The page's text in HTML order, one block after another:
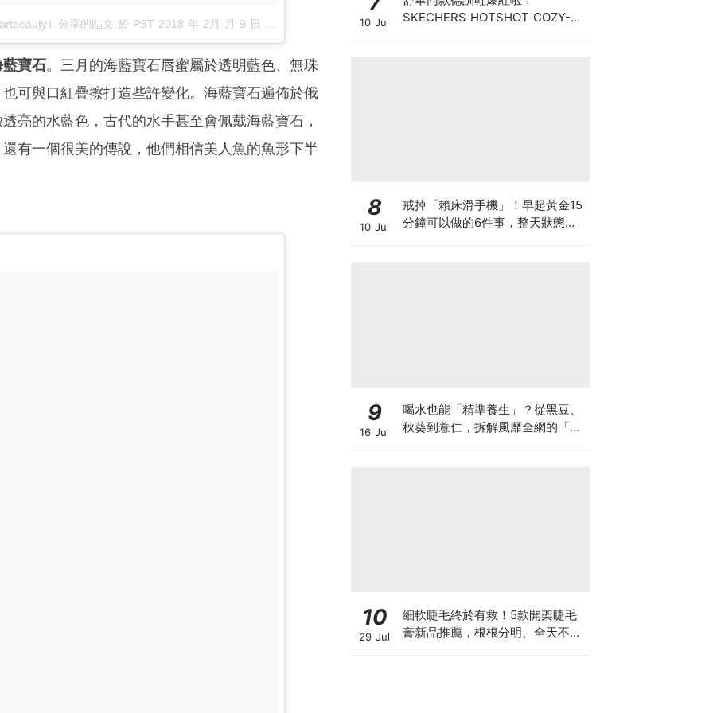
）分享的貼文 於 PST 2018 年 2月 月 9 日 4:00 上午
寶石。三月的海藍寶石唇蜜屬於透明藍色、無珠
可與口紅疊擦打造些許變化。海藍寶石遍佈於俄
亮的水藍色，古代的水手甚至會佩戴海藍寶石，
有一個很美的傳說，他們相信美人魚的魚形下半
10 Jul
SKECHERS HOTSHOT COZY-
8
10 Jul
戒掉「賴床滑手機」！早起黃金15
分鐘可以做的6件事，整天狀態好
9
16 Jul
喝水也能「精準養生」？從黑豆、
秋葵到薏仁，拆解風靡全網的「食
10
29 Jul
細軟睫毛終於有救！5款開架睫毛
膏新品推薦，根根分明、全天不塌